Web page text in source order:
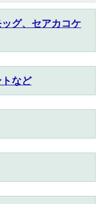
グ、セアカコケ
など